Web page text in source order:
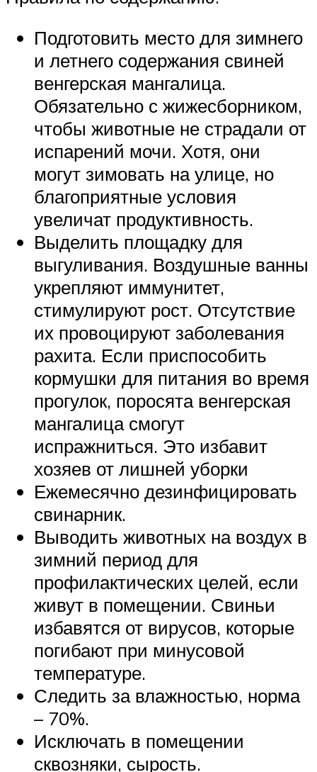
Подготовить место для зимнего
и летнего содержания свиней
венгерская мангалица.
Обязательно с жижесборником,
чтобы животные не страдали от
испарений мочи. Хотя, они
могут зимовать на улице, но
благоприятные условия
увеличат продуктивность.
Выделить площадку для
выгуливания. Воздушные ванны
укрепляют иммунитет,
стимулируют рост. Отсутствие
их провоцируют заболевания
рахита. Если приспособить
кормушки для питания во время
прогулок, поросята венгерская
мангалица смогут
испражниться. Это избавит
хозяев от лишней уборки
Ежемесячно дезинфицировать
свинарник.
Выводить животных на воздух в
зимний период для
профилактических целей, если
живут в помещении. Свиньи
избавятся от вирусов, которые
погибают при минусовой
температуре.
Следить за влажностью, норма
– 70%.
Исключать в помещении
сквозняки, сырость.